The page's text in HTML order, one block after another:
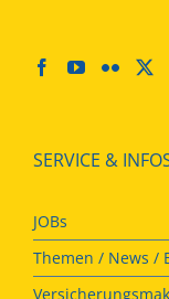
SERVICE &
JOBs
Themen / News /